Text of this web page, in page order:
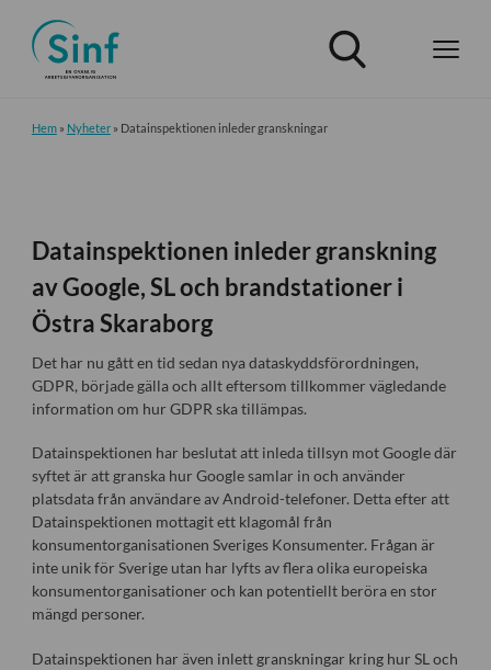
Hem» Nyheter» Datainspektionen inleder granskningar
Datainspektionen inleder granskning
av Google, SL och brandstationer i
Östra Skaraborg
Det har nu gått en tid sedan nya dataskyddsförordningen,
GDPR, började gälla och allt eftersom tillkommer vägledande
information om hur GDPR ska tillämpas.
Datainspektionen har beslutat att inleda tillsyn mot Google där
syftet är att granska hur Google samlar in och använder
platsdata från användare av Android-telefoner. Detta efter att
Datainspektionen mottagit ett klagomål från
konsumentorganisationen Sveriges Konsumenter. Frågan är
inte unik för Sverige utan har lyfts av flera olika europeiska
konsumentorganisationer och kan potentiellt beröra en stor
mängd personer.
Datainspektionen har även inlett granskningar kring hur SL och